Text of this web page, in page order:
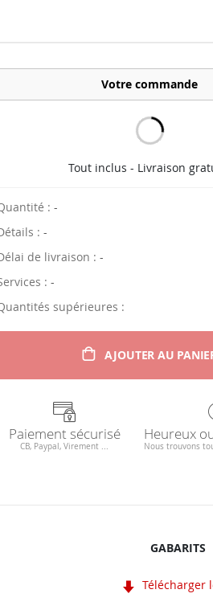
Votre commande
Tout inclus - Livraison
: -
: -
de livraison : -
: -
supérieures :
AJOUTER AU
Paiement sécurisé
CB, Paypal, Virement ...
Heureux
Nous trouvons
GABARITS
Télécharger